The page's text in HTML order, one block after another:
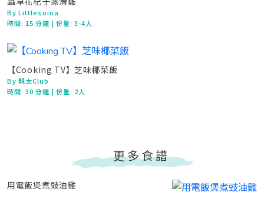
By Littlesoina
時間: 15 分鐘 | 份量: 3-4人
【Cooking TV】芝味椰菜飯
By 靚太Club
時間:30 分鐘 | 份量: 2人
更多食譜
用電飯煲煮豉油雞